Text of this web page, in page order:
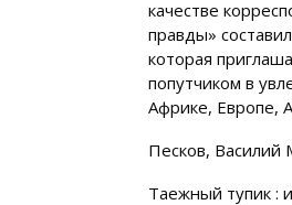
качестве
правды»
которая
попутчиком в
Африке, Европе,
Песков, Василий
Таежный тупик :